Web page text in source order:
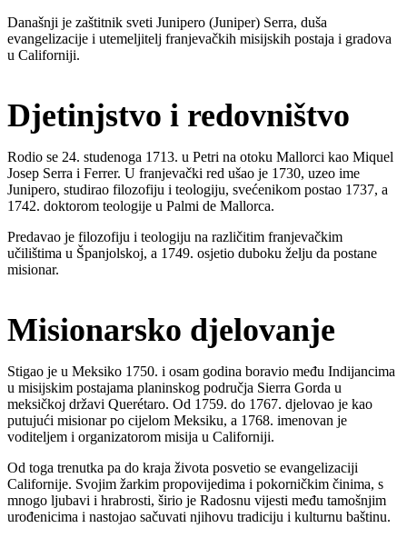
Današnji je zaštitnik sveti Junipero (Juniper) Serra, duša
evangelizacije i utemeljitelj franjevačkih misijskih postaja i gradova
u Californiji.
Djetinjstvo i redovništvo
Rodio se 24. studenoga 1713. u Petri na otoku Mallorci kao Miquel
Josep Serra i Ferrer. U franjevački red ušao je 1730, uzeo ime
Junipero, studirao filozofiju i teologiju, svećenikom postao 1737, a
1742. doktorom teologije u Palmi de Mallorca.
Predavao je filozofiju i teologiju na različitim franjevačkim
učilištima u Španjolskoj, a 1749. osjetio duboku želju da postane
misionar.
Misionarsko djelovanje
Stigao je u Meksiko 1750. i osam godina boravio među Indijancima
u misijskim postajama planinskog područja Sierra Gorda u
meksičkoj državi Querétaro. Od 1759. do 1767. djelovao je kao
putujući misionar po cijelom Meksiku, a 1768. imenovan je
voditeljem i organizatorom misija u Californiji.
Od toga trenutka pa do kraja života posvetio se evangelizaciji
Californije. Svojim žarkim propovijedima i pokorničkim činima, s
mnogo ljubavi i hrabrosti, širio je Radosnu vijesti među tamošnjim
urođenicima i nastojao sačuvati njihovu tradiciju i kulturnu baštinu.